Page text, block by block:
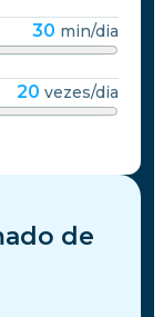
30 min/dia
20 vezes/dia
de